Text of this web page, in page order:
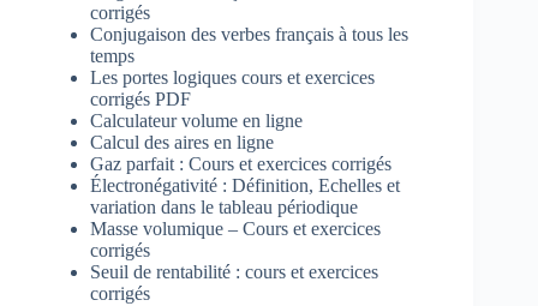
corrigés
Conjugaison des verbes français à tous les
temps
Les portes logiques cours et exercices
corrigés PDF
Calculateur volume en ligne
Calcul des aires en ligne
Gaz parfait : Cours et exercices corrigés
Électronégativité : Définition, Echelles et
variation dans le tableau périodique
Masse volumique – Cours et exercices
corrigés
Seuil de rentabilité : cours et exercices
corrigés